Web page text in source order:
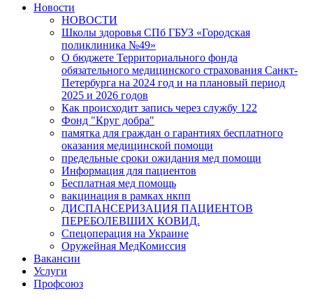
Новости
НОВОСТИ
Школы здоровья СПб ГБУЗ «Городская
поликлиника №49»
О бюджете Территориального фонда
обязательного медицинского страхования Санкт-
Петербурга на 2024 год и на плановый период
2025 и 2026 годов
Как происходит запись через службу 122
Фонд "Круг добра"
памятка для граждан о гарантиях бесплатного
оказания медицинской помощи
предельные сроки ожидания мед помощи
Информация для пациентов
Бесплатная мед помощь
вакцинация в рамках нкпп
ДИСПАНСЕРИЗАЦИЯ ПАЦИЕНТОВ
ПЕРЕБОЛЕВШИХ КОВИД.
Спецоперация на Украине
Оружейная МедКомиссия
Вакансии
Услуги
Профсоюз